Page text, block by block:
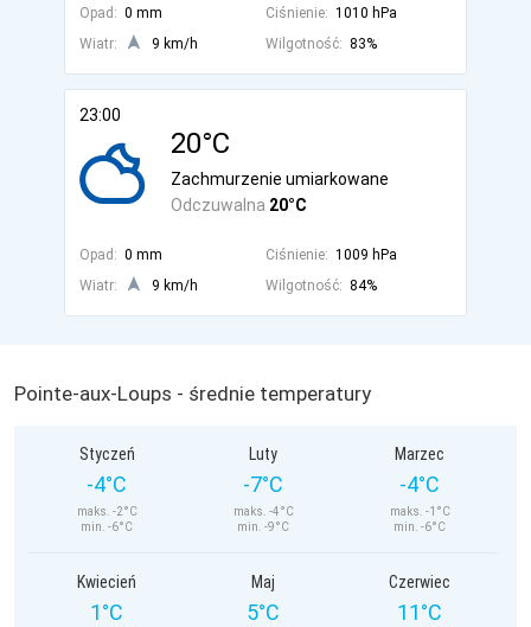
Opad: 0 mm Ciśnienie: 1010 hPa
Wiatr:
9 km/h Wilgotność: 83%
23:00
20°C
Odczuwalna 20°C
Zachmurzenie umiarkowane
Opad: 0 mm Ciśnienie: 1009 hPa
Wiatr:
9 km/h Wilgotność: 84%
Pointe-aux-Loups - średnie temperatury
Styczeń
-4°C
maks. -2°C
min. -6°C
Luty
-7°C
maks. -4°C
min. -9°C
Marzec
-4°C
maks. -1°C
min. -6°C
Kwiecień
1°C
Maj
5°C
Czerwiec
11°C